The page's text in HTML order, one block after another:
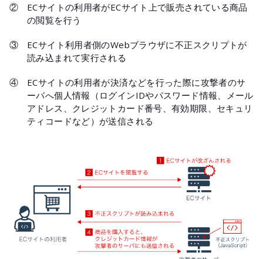
②
ECサイトの利用者がECサイト上で販売されている商品
の閲覧を行う
③
ECサイト利用者側のWebブラウザに不正スクリプトが
読み込まれて実行される
④
ECサイトの利用者が決済などを行った際に攻撃者のサ
ーバへ個人情報（ログインIDやパスワード情報、メール
アドレス、クレジットカード番号、有効期限、セキュリ
ティコードなど）が送信される